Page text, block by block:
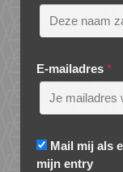
E-mailadres *
Mail mij als
mijn entry